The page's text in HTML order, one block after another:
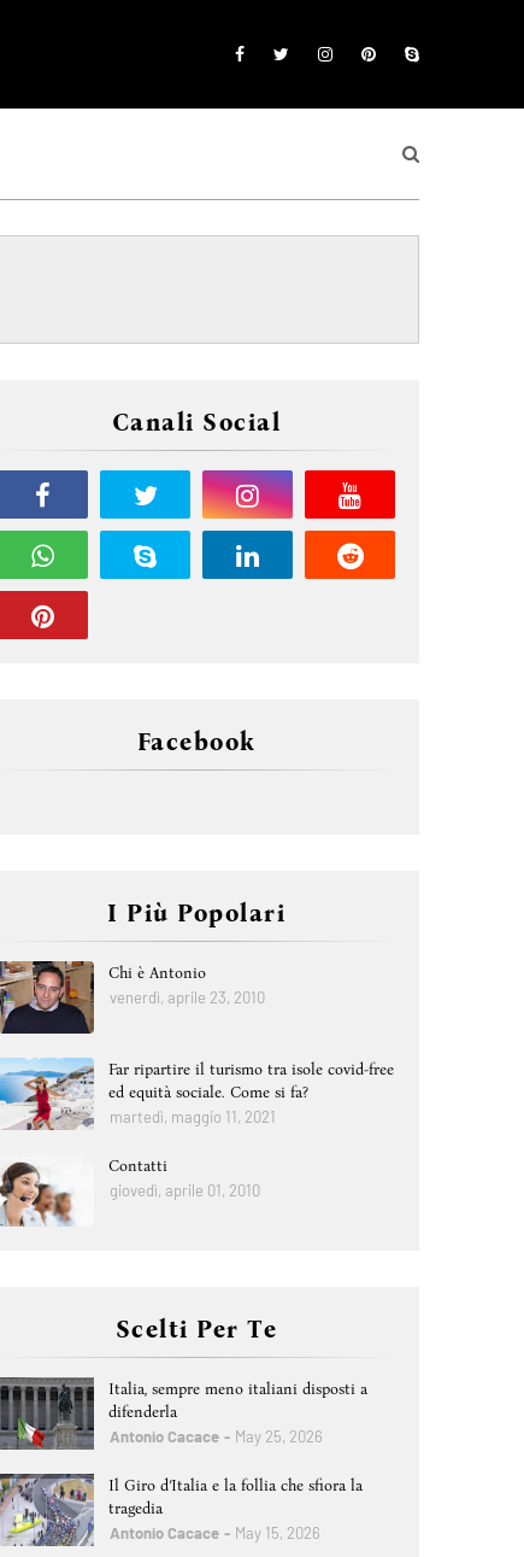
Canali Social
Facebook
I Più Popolari
Chi è Antonio
venerdì, aprile 23, 2010
Far ripartire il turismo tra isole covid-free
ed equità sociale. Come si fa?
martedì, maggio 11, 2021
Contatti
giovedì, aprile 01, 2010
Scelti Per Te
Italia, sempre meno italiani disposti a
difenderla
Antonio Cacace May 25, 2026
Il Giro d’Italia e la follia che sfiora la
tragedia
Antonio Cacace May 15, 2026